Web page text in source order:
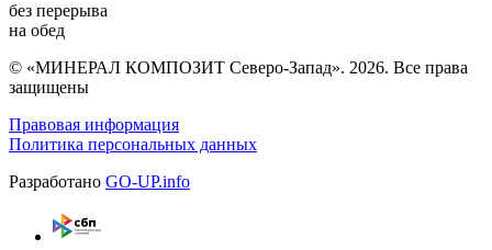
без перерыва
на обед
© «МИНЕРАЛ КОМПОЗИТ Северо-Запад». 2026. Все права
защищены
Правовая информация
Политика персональных данных
Разработано GO-UP.info